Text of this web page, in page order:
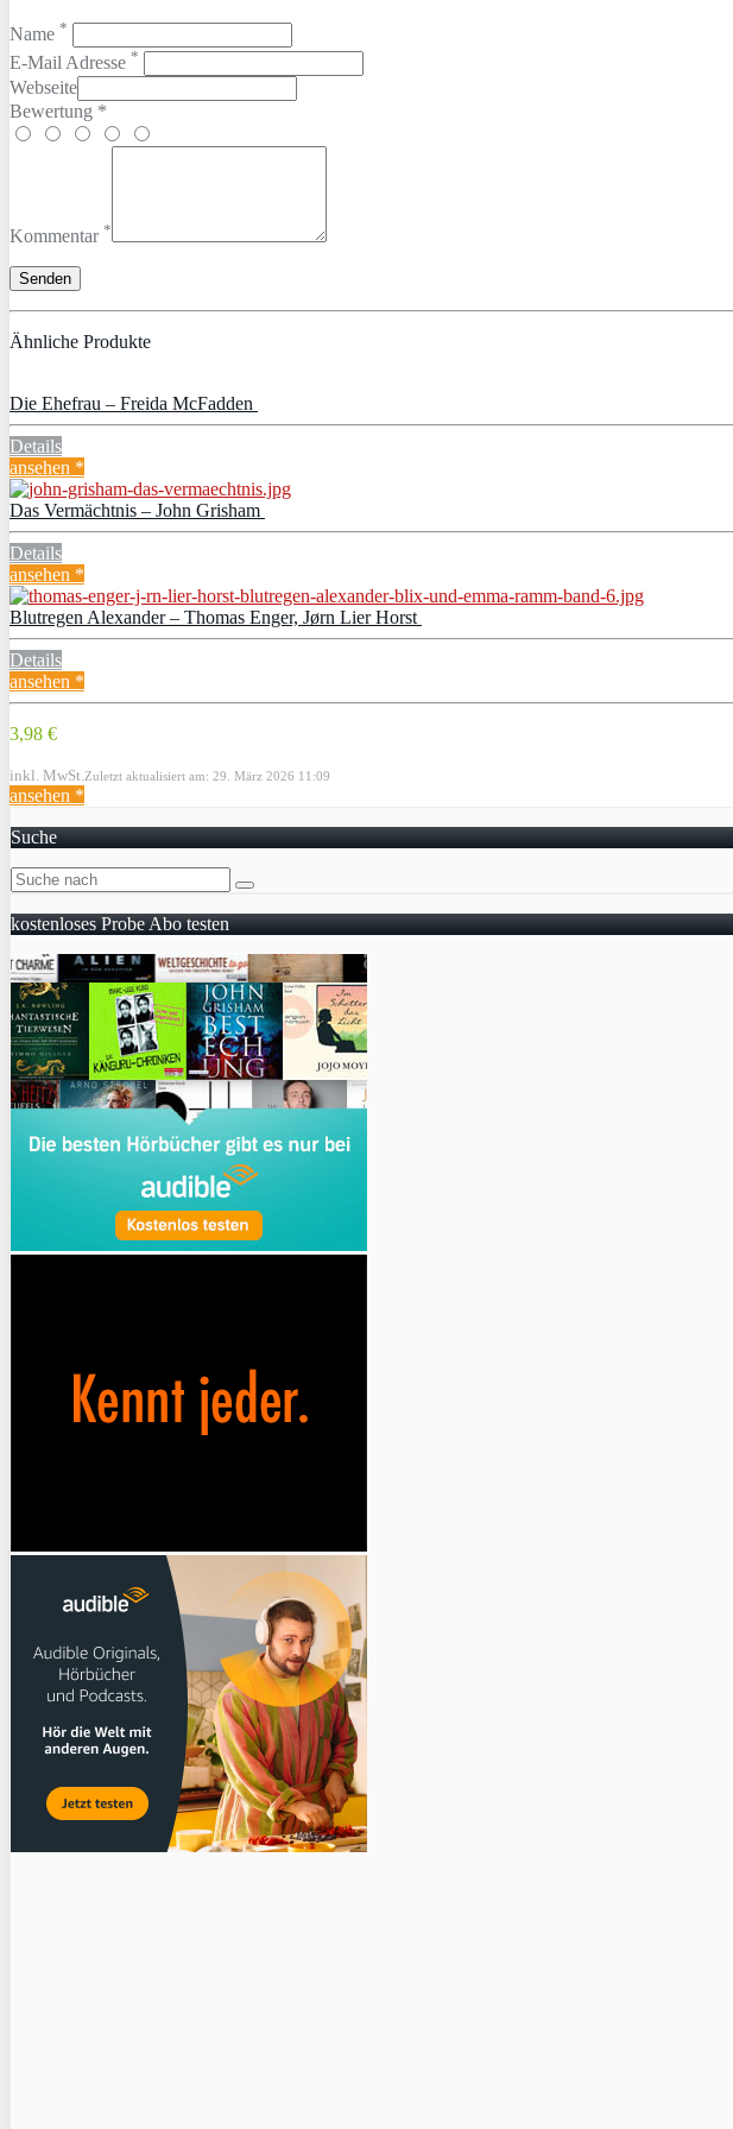
Name *
E-Mail Adresse *
Webseite
Bewertung *
Kommentar *
Ähnliche Produkte
Die Ehefrau – Freida McFadden
Details
ansehen *
Das Vermächtnis – John Grisham
Details
ansehen *
Blutregen Alexander – Thomas Enger, Jørn Lier Horst
Details
ansehen *
3,98 €
inkl. MwSt. Zuletzt aktualisiert am: 29. März 2026 11:09
ansehen *
Suche
kostenloses Probe Abo testen